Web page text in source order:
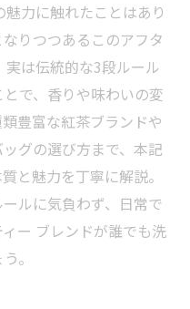
力に触れたことはあり
りつつあるこのアフタ
実は伝統的な3段ルール
で、香りや味わいの変
豊富な紅茶ブランドや
グの選び方まで、本記
と魅力を丁寧に解説。
ルに気負わず、日常で
ー ブレンドが誰でも洗
。